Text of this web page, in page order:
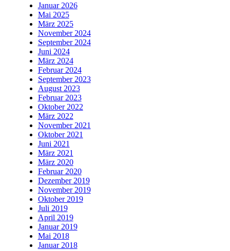
Januar 2026
Mai 2025
März 2025
November 2024
September 2024
Juni 2024
März 2024
Februar 2024
September 2023
August 2023
Februar 2023
Oktober 2022
März 2022
November 2021
Oktober 2021
Juni 2021
März 2021
März 2020
Februar 2020
Dezember 2019
November 2019
Oktober 2019
Juli 2019
April 2019
Januar 2019
Mai 2018
Januar 2018